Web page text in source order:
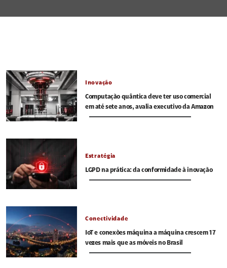
Inovação
Computação quântica deve ter uso comercial
em até sete anos, avalia executivo da Amazon
Estratégia
LGPD na prática: da conformidade à inovação
Conectividade
IoT e conexões máquina a máquina crescem 17
vezes mais que as móveis no Brasil